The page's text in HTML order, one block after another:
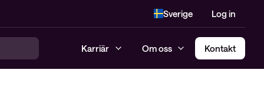
Sverige Log in
Karriär Om oss Kontakt